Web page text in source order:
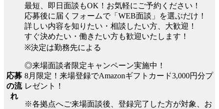
応募
の流
れ
最短、即日面談もOK！お気軽にご予約ください！
応募後に届くフォームで「WEB面談」を選ぶだけ！
詳しい内容を知りたい・相談したい方、大歓迎！
すぐ決めたい・働きたい方も歓迎いたします！
※決定は勤務先による
◎来場面談者限定キャンペーン実施中！
8月限定！来場登録でAmazonギフトカード3,000円分プ
レゼント！
※各拠点へご来場面談後、登録完了した方が対象、お